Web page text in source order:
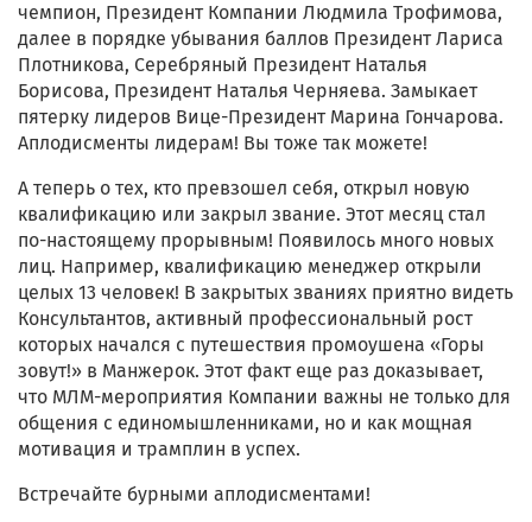
чемпион, Президент Компании Людмила Трофимова,
далее в порядке убывания баллов Президент Лариса
Плотникова, Серебряный Президент Наталья
Борисова, Президент Наталья Черняева. Замыкает
пятерку лидеров Вице-Президент Марина Гончарова.
Аплодисменты лидерам! Вы тоже так можете!
А теперь о тех, кто превзошел себя, открыл новую
квалификацию или закрыл звание. Этот месяц стал
по-настоящему прорывным! Появилось много новых
лиц. Например, квалификацию менеджер открыли
целых 13 человек! В закрытых званиях приятно видеть
Консультантов, активный профессиональный рост
которых начался с путешествия промоушена «Горы
зовут!» в Манжерок. Этот факт еще раз доказывает,
что МЛМ-мероприятия Компании важны не только для
общения с единомышленниками, но и как мощная
мотивация и трамплин в успех.
Встречайте бурными аплодисментами!